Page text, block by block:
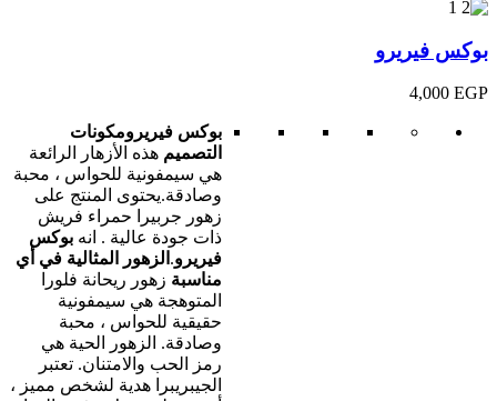
بوكس فيريرو
4,000 EGP
بوكس فيريرومكونات
التصميم هذه الأزهار الرائعة
هي سيمفونية للحواس ، محبة
وصادقة.يحتوى المنتج على
زهور جربيرا حمراء فريش
ذات جودة عالية . انه بوكس
فيريرو. الزهور المثالية في أي
مناسبة زهور ريحانة فلورا
المتوهجة هي سيمفونية
حقيقية للحواس ، محبة
وصادقة. الزهور الحية هي
رمز الحب والامتنان. تعتبر
الجيبريبرا هدية لشخص مميز ،